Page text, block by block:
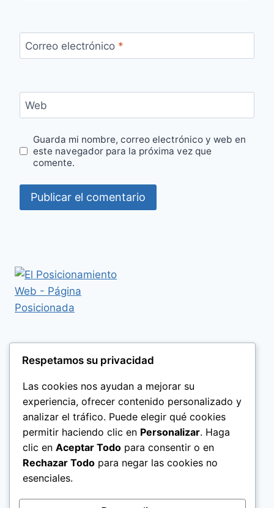
Correo electrónico *
Web
Guarda mi nombre, correo electrónico y web en
este navegador para la próxima vez que
comente.
Respetamos su privacidad
Las cookies nos ayudan a mejorar su
experiencia, ofrecer contenido personalizado y
analizar el tráfico. Puede elegir qué cookies
permitir haciendo clic en Personalizar. Haga
clic en Aceptar Todo para consentir o en
Rechazar Todo para negar las cookies no
esenciales.